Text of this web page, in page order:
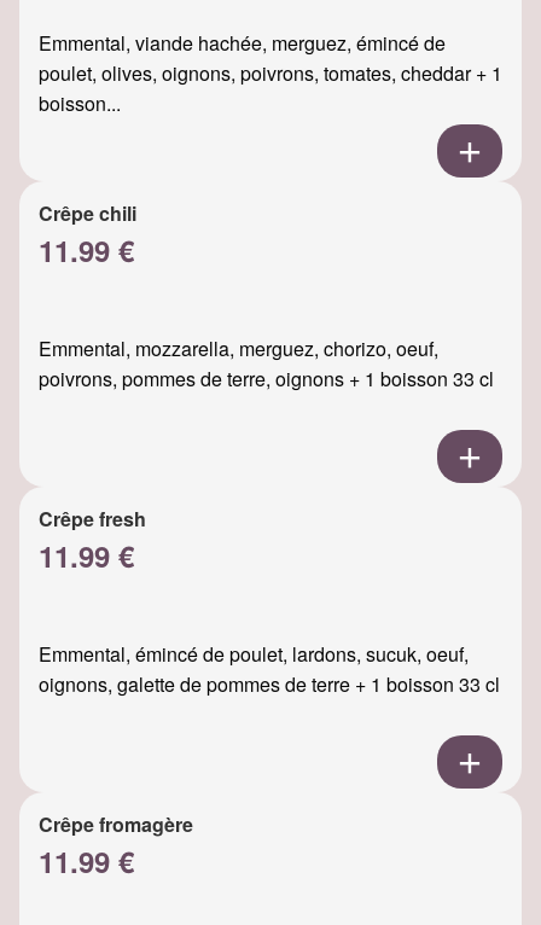
Emmental, viande hachée, merguez, émincé de
poulet, olives, oignons, poivrons, tomates, cheddar + 1
boisson...
Crêpe chili
11.99 €
Emmental, mozzarella, merguez, chorizo, oeuf,
poivrons, pommes de terre, oignons + 1 boisson 33 cl
Crêpe fresh
11.99 €
Emmental, émincé de poulet, lardons, sucuk, oeuf,
oignons, galette de pommes de terre + 1 boisson 33 cl
Crêpe fromagère
11.99 €